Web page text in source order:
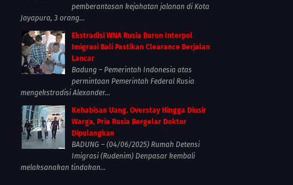
pemberantasan kejahatan jalanan di Kota
Jayapura, 3 orang...
Ekstradisi WNA Rusia Buron Interpol
Imigrasi Bali Pastikan Clearance Berjalan
Lancar
Badung – Pemerintah Indonesia atas
permintaan Pemerintah Federal Rusia
mengekstradisi Alexander...
Kehabisan Uang. Overstay Hingga Diusir
Warga, Pria Rusia Bergelar Doktor
Dipulangkan
BADUNG – (04/06/2025) Rumah Detensi
Imigrasi (Rudenim) Denpasar kembali
melaksanakan tindakan...